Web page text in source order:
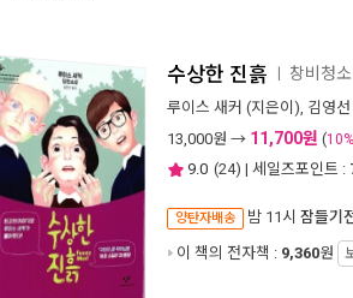
수상한 진흙 창비청
루이스 새커 (지은이), 김영선
13,000원 → 11,700원 (10%
9.0 (24) | 세일즈포인트 :
양탄자배송 밤 11시 잠들기
이 책의 전자책 : 9,360원